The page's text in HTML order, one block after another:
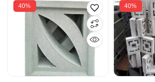
40% 40%